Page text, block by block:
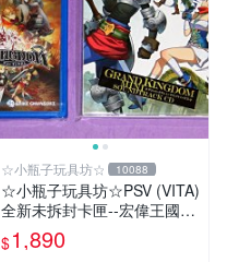
☆小瓶子玩具坊☆ 10088
☆小瓶子玩具坊☆PSV (VITA)
全新未拆封卡匣--宏偉王國
(初回日版) + 預約特典--CD
$1,890